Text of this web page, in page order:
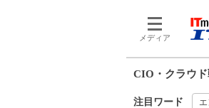
メディア
CIO・クラウ
注目ワード